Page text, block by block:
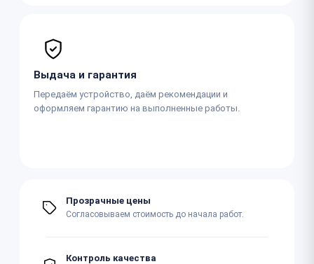
Выдача и гарантия
Передаём устройство, даём рекомендации и
оформляем гарантию на выполненные работы.
Прозрачные цены
Согласовываем стоимость до начала работ.
Контроль качества